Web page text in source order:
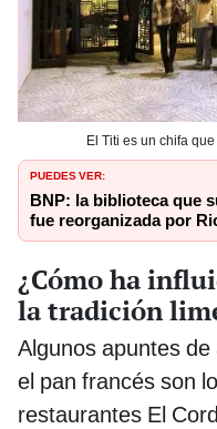
El Titi es un chifa
PUEDES VER:
BNP: la biblioteca que
fue reorganizada por
¿Cómo ha
la tradición
Algunos apuntes
el pan francés son
restaurantes El